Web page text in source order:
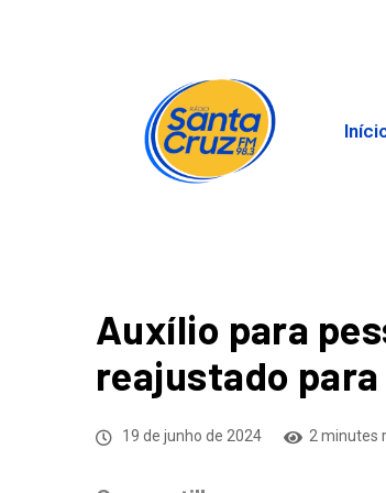
Auxílio para
reajustado para
19 de junho de 2024 2 minutes